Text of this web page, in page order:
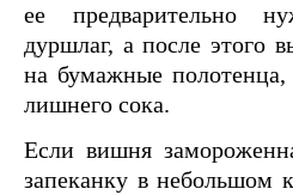
ее предварительно
дуршлаг, а после этого
на бумажные полотенца,
лишнего сока.
Если вишня
запеканку в небольшом